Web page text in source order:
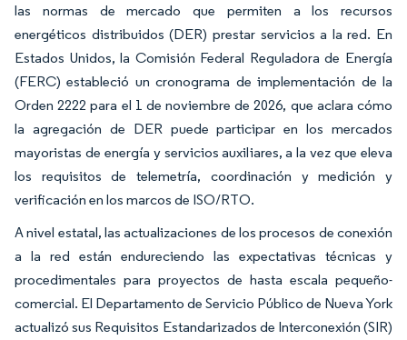
las normas de mercado que permiten a los recursos
energéticos distribuidos (DER) prestar servicios a la red. En
Estados Unidos, la Comisión Federal Reguladora de Energía
(FERC) estableció un cronograma de implementación de la
Orden 2222 para el 1 de noviembre de 2026, que aclara cómo
la agregación de DER puede participar en los mercados
mayoristas de energía y servicios auxiliares, a la vez que eleva
los requisitos de telemetría, coordinación y medición y
verificación en los marcos de ISO/RTO.
A nivel estatal, las actualizaciones de los procesos de conexión
a la red están endureciendo las expectativas técnicas y
procedimentales para proyectos de hasta escala pequeño-
comercial. El Departamento de Servicio Público de Nueva York
actualizó sus Requisitos Estandarizados de Interconexión (SIR)